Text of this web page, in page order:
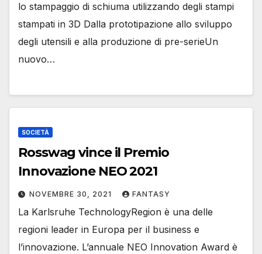
lo stampaggio di schiuma utilizzando degli stampi
stampati in 3D Dalla prototipazione allo sviluppo
degli utensili e alla produzione di pre-serieUn
nuovo…
SOCIETÀ
Rosswag vince il Premio
Innovazione NEO 2021
NOVEMBRE 30, 2021 FANTASY
La Karlsruhe TechnologyRegion è una delle
regioni leader in Europa per il business e
l’innovazione. L’annuale NEO Innovation Award è